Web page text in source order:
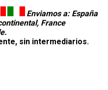
Enviamos a: España
France
sin intermediarios.